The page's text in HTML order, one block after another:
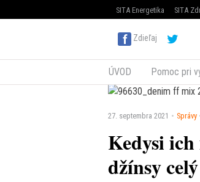
SITA Energetika SITA
Zdieľaj
ÚVOD Pomoc pri
27. septembra 2021 Správy
Kedysi
džínsy